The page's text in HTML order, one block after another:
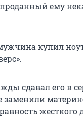
проданный ему
купил
сдавал его в
заменили
жесткого